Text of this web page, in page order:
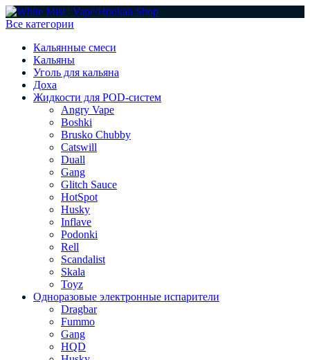
Все категории
Кальянные смеси
Кальяны
Уголь для кальяна
Доха
Жидкости для POD-систем
Angry Vape
Boshki
Brusko Chubby
Catswill
Duall
Gang
Glitch Sauce
HotSpot
Husky
Inflave
Podonki
Rell
Scandalist
Skala
Toyz
Одноразовые электронные испарители
Dragbar
Fummo
Gang
HQD